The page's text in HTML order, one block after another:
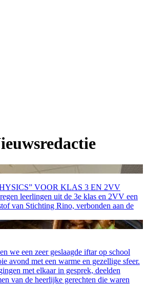
VOOR KLAS 3 EN 2VV
leerlingen uit de 3e klas en 2VV een
van Stichting Rino, verbonden aan de
we een zeer geslaagde iftar op school
avond met een warme en gezellige sfeer.
met elkaar in gesprek, deelden
van de heerlijke gerechten die waren